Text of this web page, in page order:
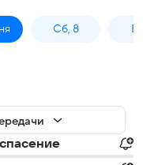
Сб, 8